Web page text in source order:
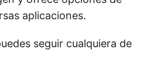
aplicaciones.
seguir cualquiera de